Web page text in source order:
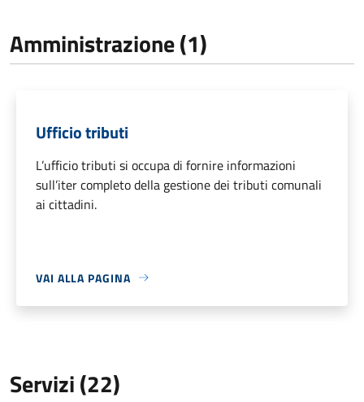
Amministrazione (1)
Ufficio tributi
L’ufficio tributi si occupa di fornire informazioni
sull’iter completo della gestione dei tributi comunali
ai cittadini.
VAI ALLA PAGINA
Servizi (22)